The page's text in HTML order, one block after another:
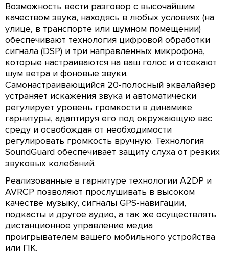
Возможность вести разговор с высочайшим
качеством звука, находясь в любых условиях (на
улице, в транспорте или шумном помещении)
обеспечивают технология цифровой обработки
сигнала (DSP) и три направленных микрофона,
которые настраиваются на ваш голос и отсекают
шум ветра и фоновые звуки.
Самонастраивающийся 20-полосный эквалайзер
устраняет искажения звука и автоматически
регулирует уровень громкости в динамике
гарнитуры, адаптируя его под окружающую вас
среду и освобождая от необходимости
регулировать громкость вручную. Технология
SoundGuard обеспечивает защиту слуха от резких
звуковых колебаний.
Реализованные в гарнитуре технологии A2DP и
AVRCP позволяют прослушивать в высоком
качестве музыку, сигналы GPS-навигации,
подкасты и другое аудио, а так же осуществлять
дистанционное управление медиа
проигрывателем вашего мобильного устройства
или ПК.